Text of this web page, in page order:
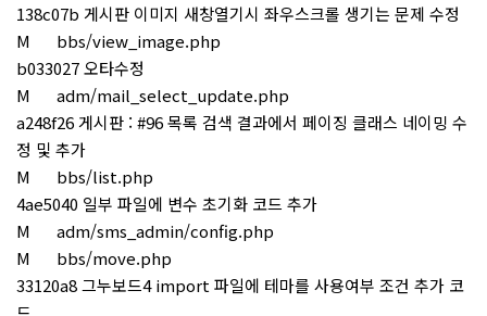
138c07b 게시판 이미지 새창열기시 좌우스크롤 생기는 문제 수정
M bbs/view_image.php
b033027 오타수정
M adm/mail_select_update.php
a248f26 게시판 : #96 목록 검색 결과에서 페이징 클래스 네이밍 수
정 및 추가
M bbs/list.php
4ae5040 일부 파일에 변수 초기화 코드 추가
M adm/sms_admin/config.php
M bbs/move.php
33120a8 그누보드4 import 파일에 테마를 사용여부 조건 추가 코